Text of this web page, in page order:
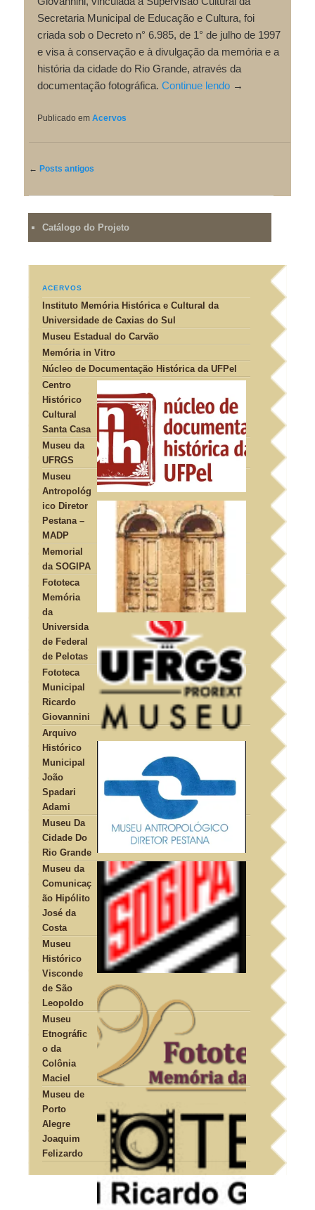
Secretaria Municipal de Educação e Cultura, foi
criada sob o Decreto n° 6.985, de 1° de julho de 1997
e visa à conservação e à divulgação da memória e a
história da cidade do Rio Grande, através da
documentação fotográfica.Continue lendo →
Publicado em Acervos
NAVEGAÇÃO
← Posts antigos
Catálogo do Projeto
ACERVOS
Instituto Memória Histórica e Cultural da
Universidade de Caxias do Sul
Museu Estadual do Carvão
Memória in Vitro
Núcleo de Documentação Histórica da UFPel
Centro
Histórico
Cultural
Santa Casa
Museu da
UFRGS
Museu
Antropológ
ico Diretor
Pestana –
MADP
Memorial
da SOGIPA
Fototeca
Memória
da
Universida
de Federal
de Pelotas
Fototeca
Municipal
Ricardo
Giovannini
Arquivo
Histórico
Municipal
João
Spadari
Adami
Museu Da
Cidade Do
Rio Grande
Museu da
Comunicaç
ão Hipólito
José da
Costa
Museu
Histórico
Visconde
de São
Leopoldo
Museu
Etnográfic
o da
Colônia
Maciel
Museu de
Porto
Alegre
Joaquim
Felizardo